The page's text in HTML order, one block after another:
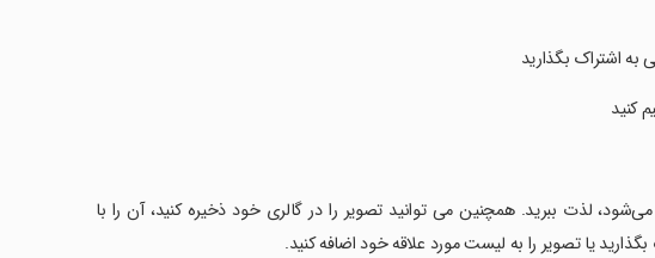
به اشتراک بگذارید
کنید
لذت ببرید. همچنین می توانید تصویر را در گالری خود ذخیره کنید، آن را با
یا تصویر را به لیست مورد علاقه خود اضافه کنید.